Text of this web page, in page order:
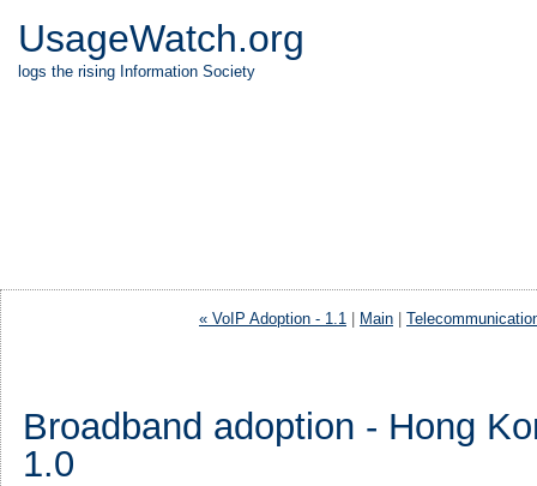
UsageWatch.org
logs the rising Information Society
« VoIP Adoption - 1.1 Main
Broadband adoption - Hong
1.0